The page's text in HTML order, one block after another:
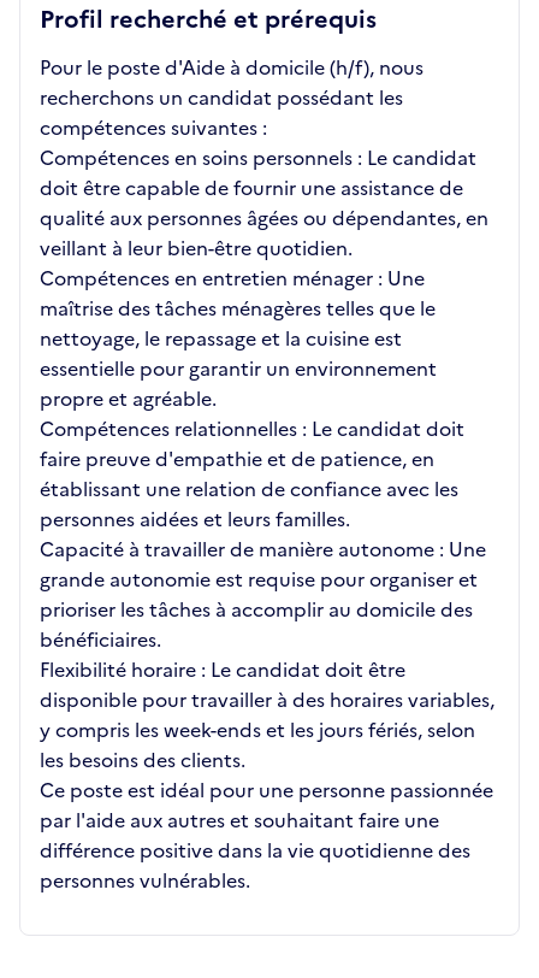
Profil recherché et prérequis
Pour le poste d'Aide à domicile (h/f), nous
recherchons un candidat possédant les
compétences suivantes :
Compétences en soins personnels : Le candidat
doit être capable de fournir une assistance de
qualité aux personnes âgées ou dépendantes, en
veillant à leur bien-être quotidien.
Compétences en entretien ménager : Une
maîtrise des tâches ménagères telles que le
nettoyage, le repassage et la cuisine est
essentielle pour garantir un environnement
propre et agréable.
Compétences relationnelles : Le candidat doit
faire preuve d'empathie et de patience, en
établissant une relation de confiance avec les
personnes aidées et leurs familles.
Capacité à travailler de manière autonome : Une
grande autonomie est requise pour organiser et
prioriser les tâches à accomplir au domicile des
bénéficiaires.
Flexibilité horaire : Le candidat doit être
disponible pour travailler à des horaires variables,
y compris les week-ends et les jours fériés, selon
les besoins des clients.
Ce poste est idéal pour une personne passionnée
par l'aide aux autres et souhaitant faire une
différence positive dans la vie quotidienne des
personnes vulnérables.